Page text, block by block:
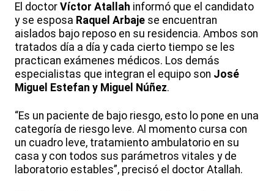
El doctor Víctor Atallah informó que el candidato
y se esposa Raquel Arbaje se encuentran
aislados bajo reposo en su residencia. Ambos son
tratados día a día y cada cierto tiempo se les
practican exámenes médicos. Los demás
especialistas que integran el equipo son José
Miguel Estefan y Miguel Núñez.
“Es un paciente de bajo riesgo, esto lo pone en una
categoría de riesgo leve. Al momento cursa con
un cuadro leve, tratamiento ambulatorio en su
casa y con todos sus parámetros vitales y de
laboratorio estables”, precisó el doctor Atallah.